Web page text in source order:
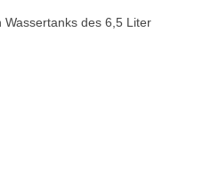
des 6,5 Liter